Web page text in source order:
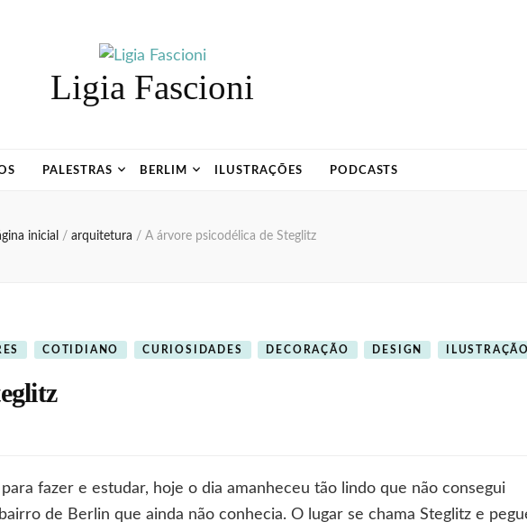
Ligia Fascioni
PALESTRAS BERLIM ILUSTRAÇÕES PODCASTS
inicial / arquitetura / A árvore psicodélica de Steglitz
COTIDIANO CURIOSIDADES DECORAÇÃO DESIGN ILUSTRAÇÃO
fazer e estudar, hoje o dia amanheceu tão lindo que não consegui
de Berlin que ainda não conhecia. O lugar se chama Steglitz e